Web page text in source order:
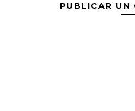
PUBLICAR UN